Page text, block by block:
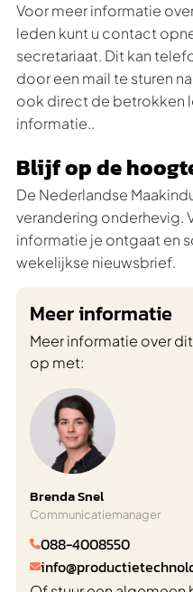
Voor meer informatie
leden kunt u contact
secretariaat. Dit kan
door een mail te sturen
ook direct de betrokken
informatie..
Blijf op de
De Nederlandse
verandering onderhevig.
informatie je ontgaat en
wekelijkse nieuwsbrief.
Meer informatie
Meer informatie over
op met:
Brenda Snel
Communicatiemanager
088-4008550
